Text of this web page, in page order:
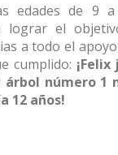
edades de 9
lograr el
a todo el
cumplido:
número 1
12 años!